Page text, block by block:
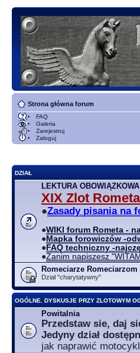
Strona główna forum
FAQ
Galeria
Zarejestruj
Zaloguj
DZIAŁ
LEKTURA
XIX Zlot
●Zasady pisania na
●WIKI forum Rometa -
●Mapka forowiczów -
●FAQ techniczny -
●Zanim napiszesz
Romeciarze Romeciarzom
Dział "charytatywny"
OGÓLNE. DYSKUSJE PRZY ZLOTOWYM
Powitalnia
Przedstaw sie, daj
Jedyny dział
jak naprawić motocykl.